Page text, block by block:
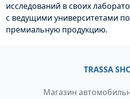
исследований в своих
с ведущими университетами
премиальную продукцию.
TRASSA
Магазин